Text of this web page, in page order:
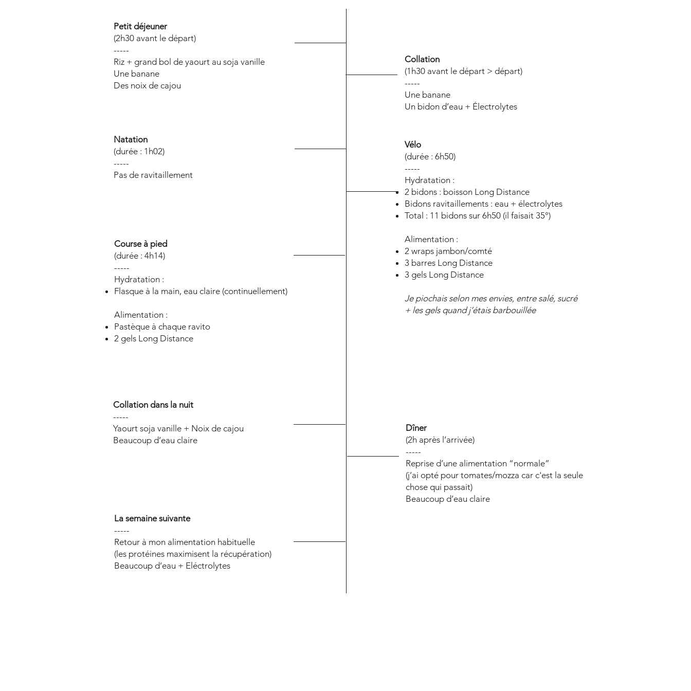
Petit déjeuner
(2h30 avant le départ)
-----
Riz + grand bol de yaourt au soja vanille
Une banane
Des noix de cajou
Collation
(1h30 avant le départ > départ)
-----
Une banane
Un bidon d’eau + Électrolytes
Natation
(durée : 1h02)
-----
Pas de ravitaillement
Course à pied
(durée : 4h14)
-----
Hydratation :
Flasque à la main, eau claire (continuellement)
Alimentation :
Pastèque à chaque ravito
2 gels Long Distance
Vélo
(durée : 6h50)
-----
Hydratation :
2 bidons : boisson Long Distance
Bidons ravitaillements : eau + électrolytes
Total : 11 bidons sur 6h50 (il faisait 35°)
Alimentation :
2 wraps jambon/comté
3 barres Long Distance
3 gels Long Distance
Je piochais selon mes envies, entre salé, sucré
+ les gels quand j’étais barbouillée
Collation dans la nuit
-----
Yaourt soja vanille + Noix de cajou
Beaucoup d’eau claire
Dîner
(2h après l’arrivée)
-----
Reprise d’une alimentation “normale”
(j’ai opté pour tomates/mozza car c'est la seule
chose qui passait)
Beaucoup d’eau claire
La semaine suivante
-----
Retour à mon alimentation habituelle
(les protéines maximisent la récupération)
Beaucoup d’eau + Eléctrolytes